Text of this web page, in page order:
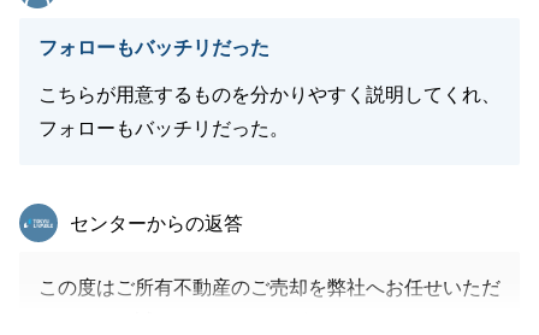
フォローもバッチリだった
こちらが用意するものを分かりやすく説明してくれ、
フォローもバッチリだった。
東急リバブル
センターからの返答
この度はご所有不動産のご売却を弊社へお任せいただ